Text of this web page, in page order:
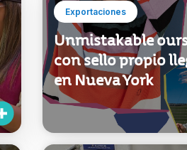
Exportaciones
Unmistakable
con sello propio